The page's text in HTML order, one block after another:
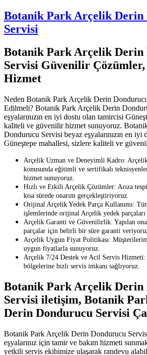
Botanik Park Arçelik Derin
Servisi
Botanik Park Arçelik Derin
Servisi Güvenilir Çözümler,
Hizmet
Neden Botanik Park Arçelik Derin
Edilmeli? Botanik Park Arçelik Derin
eşyalarınızın en iyi dostu olan tamircisi
kaliteli ve güvenilir hizmet sunuyoruz.
Dondurucu Servisi beyaz eşyalarınızın en iyi
Güneştepe mahallesi, sizlere kaliteli ve
Arçelik Uzman ve Deneyimli Kadro:
konusunda eğitimli ve sertifikalı
hizmet sunuyoruz.
Hızlı ve Etkili Arçelik Çözümler: Arıza
kısa sürede onarım gerçekleştiriyoruz.
Orijinal Arçelik Yedek Parça Kullanımı:
işlemlerinde orijinal Arçelik yedek parçaları
Arçelik Garanti ve Güvenilirlik: Yapılan
parçalar için belirli bir süre garanti
Arçelik Uygun Fiyat Politikası:
uygun fiyatlarla sunuyoruz.
Arçelik 7/24 Destek ve Acil Servis Hizmeti:
bölgelerine hızlı servis imkanı sağlıyoruz.
Botanik Park Arçelik Derin
Servisi iletişim, Botanik
Derin Dondurucu Servisi
Botanik Park Arçelik Derin Dondurucu
eşyalarınız için tamir ve bakım hizmeti
yetkili servis ekibimize ulaşarak randevu